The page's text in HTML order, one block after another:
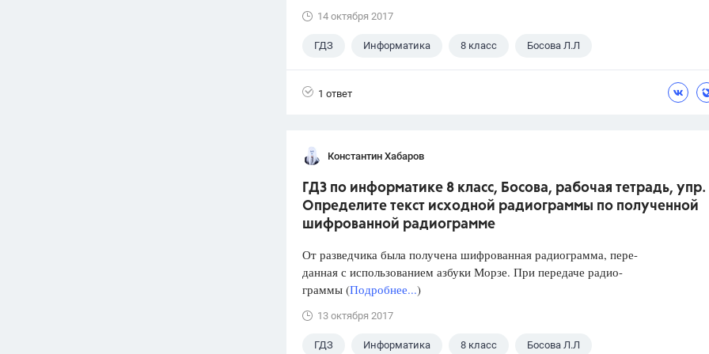
14 октября 2017
ГДЗ Информатика 8 класс Босова Л.Л
1 ответ
Константин Хабаров
ГДЗ по информатике 8 класс, Босова, рабочая тетрадь, упр.
Определите текст исходной радиограммы по полученной
шифрованной радиограмме
От разведчика была получена шифрованная радиограмма, пере-
данная с использованием азбуки Морзе. При передаче радио-
граммы (Подробнее...)
13 октября 2017
ГДЗ Информатика 8 класс Босова Л.Л